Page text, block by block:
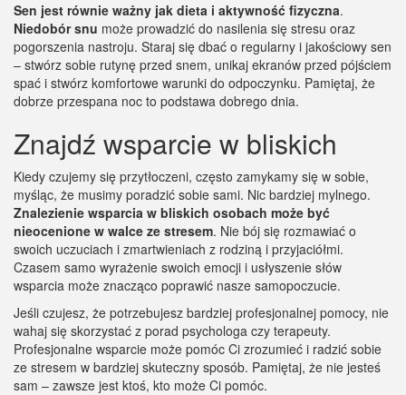
Sen jest równie ważny jak dieta i aktywność fizyczna.
Niedobór snu może prowadzić do nasilenia się stresu oraz
pogorszenia nastroju. Staraj się dbać o regularny i jakościowy sen
– stwórz sobie rutynę przed snem, unikaj ekranów przed pójściem
spać i stwórz komfortowe warunki do odpoczynku. Pamiętaj, że
dobrze przespana noc to podstawa dobrego dnia.
Znajdź wsparcie w bliskich
Kiedy czujemy się przytłoczeni, często zamykamy się w sobie,
myśląc, że musimy poradzić sobie sami. Nic bardziej mylnego.
Znalezienie wsparcia w bliskich osobach może być
nieocenione w walce ze stresem. Nie bój się rozmawiać o
swoich uczuciach i zmartwieniach z rodziną i przyjaciółmi.
Czasem samo wyrażenie swoich emocji i usłyszenie słów
wsparcia może znacząco poprawić nasze samopoczucie.
Jeśli czujesz, że potrzebujesz bardziej profesjonalnej pomocy, nie
wahaj się skorzystać z porad psychologa czy terapeuty.
Profesjonalne wsparcie może pomóc Ci zrozumieć i radzić sobie
ze stresem w bardziej skuteczny sposób. Pamiętaj, że nie jesteś
sam – zawsze jest ktoś, kto może Ci pomóc.